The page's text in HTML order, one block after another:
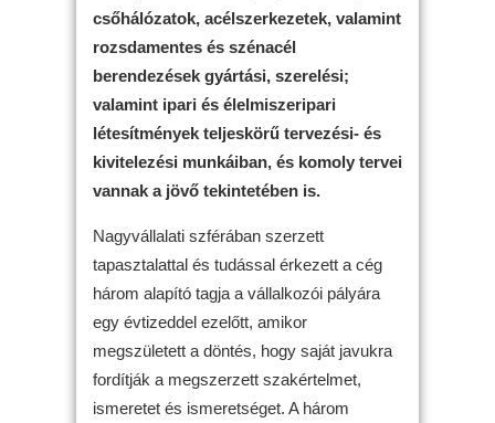
csőhálózatok, acélszerkezetek, valamint
rozsdamentes és szénacél
berendezések gyártási, szerelési;
valamint ipari és élelmiszeripari
létesítmények teljeskörű tervezési- és
kivitelezési munkáiban, és komoly tervei
vannak a jövő tekintetében is.
Nagyvállalati szférában szerzett
tapasztalattal és tudással érkezett a cég
három alapító tagja a vállalkozói pályára
egy évtizeddel ezelőtt, amikor
megszületett a döntés, hogy saját javukra
fordítják a megszerzett szakértelmet,
ismeretet és ismeretséget. A három